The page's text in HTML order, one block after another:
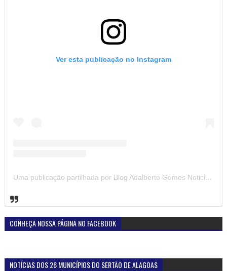
Ver esta publicação no Instagram
Uma publicação partilhada por Blog Adalberto Gomes Noticias (@blogadalbertogomesnoticiass)
CONHEÇA NOSSA PÁGINA NO FACEBOOK
NOTÍCIAS DOS 26 MUNICÍPIOS DO SERTÃO DE ALAGOAS